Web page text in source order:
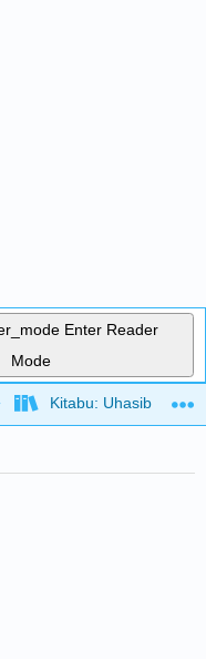
Enter Reader
Mode
hierarchy
Kitabu: Uhasibu wa